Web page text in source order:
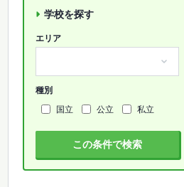
学校を探す
エリア
種別
国立
公立 私立
この条件で検索